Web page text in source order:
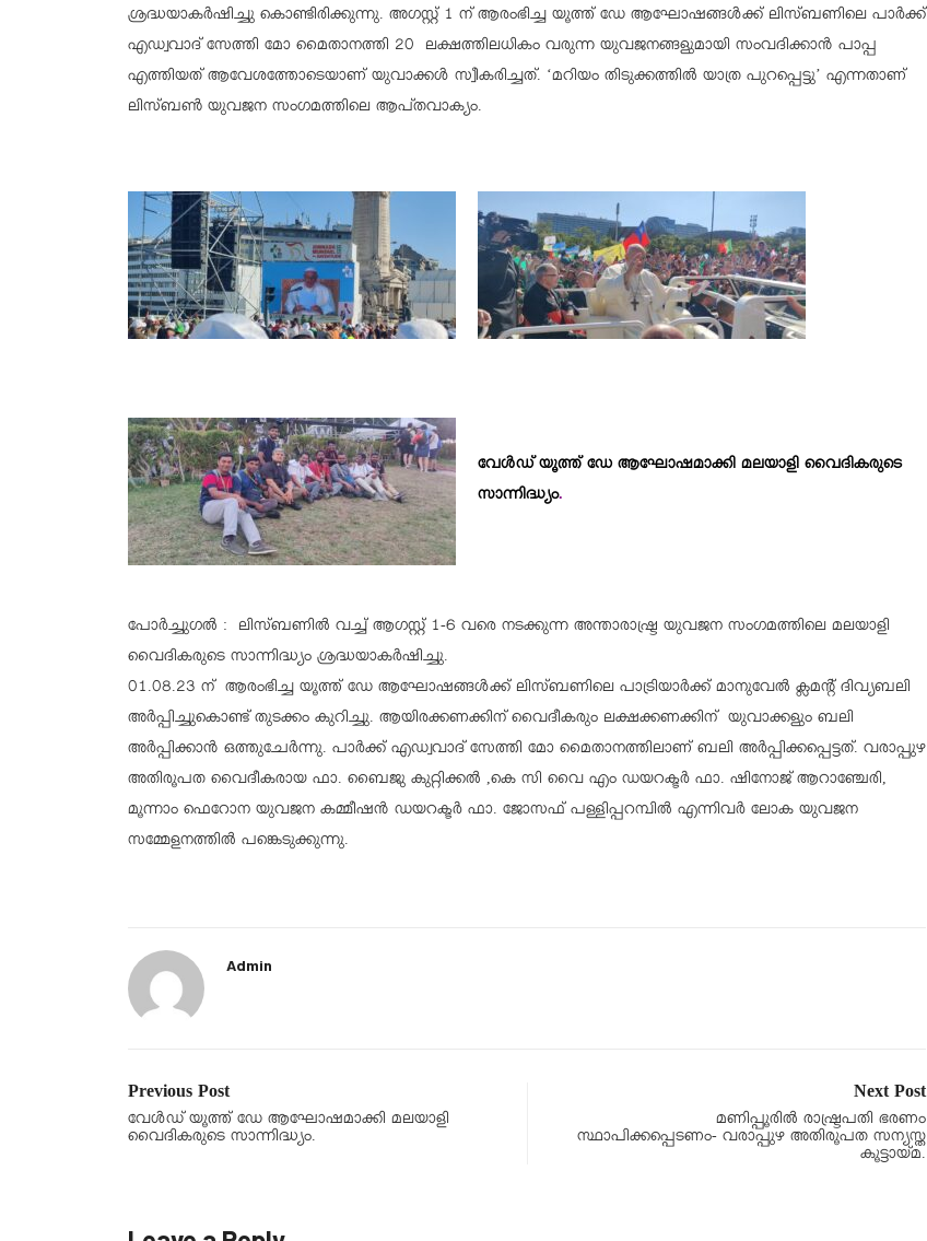
ശ്രദ്ധയാകർഷിച്ചു കൊണ്ടിരിക്കുന്നു. അഗസ്റ്റ് 1 ന് ആരംഭിച്ച യൂത്ത് ഡേ ആഘോഷങ്ങൾക്ക് ലിസ്ബണിലെ പാർക്ക്
എഡ്വവാദ് സേത്തി മോ മൈതാനത്തി 20 ലക്ഷത്തിലധികം വരുന്ന യുവജനങ്ങളുമായി സംവദിക്കാൻ പാപ്പ
എത്തിയത് ആവേശത്തോടെയാണ് യുവാക്കൾ സ്വീകരിച്ചത്. ‘മറിയം തിടുക്കത്തിൽ യാത്ര പുറപ്പെട്ടു’ എന്നതാണ്
ലിസ്ബൺ യുവജന സംഗമത്തിലെ ആപ്തവാക്യം.
വേൾഡ് യൂത്ത് ഡേ ആഘോഷമാക്കി മലയാളി വൈദികരുടെ
സാന്നിദ്ധ്യം.
പോർച്ചുഗൽ : ലിസ്ബണിൽ വച്ച് ആഗസ്റ്റ് 1-6 വരെ നടക്കുന്ന അന്താരാഷ്ട്ര യുവജന സംഗമത്തിലെ മലയാളി
വൈദികരുടെ സാന്നിദ്ധ്യം ശ്രദ്ധയാകർഷിച്ചു.
01.08.23 ന് ആരംഭിച്ച യൂത്ത് ഡേ ആഘോഷങ്ങൾക്ക് ലിസ്ബണിലെ പാട്രിയാർക്ക് മാനുവേൽ ക്ലമന്റ് ദിവ്യബലി
അർപ്പിച്ചുകൊണ്ട് തുടക്കം കുറിച്ചു. ആയിരക്കണക്കിന് വൈദീകരും ലക്ഷക്കണക്കിന് യുവാക്കളും ബലി
അർപ്പിക്കാൻ ഒത്തുചേർന്നു. പാർക്ക് എഡ്വവാദ് സേത്തി മോ മൈതാനത്തിലാണ് ബലി അർപ്പിക്കപ്പെട്ടത്. വരാപ്പുഴ
അതിരൂപത വൈദീകരായ ഫാ. ബൈജു കുറ്റിക്കൽ ,കെ സി വൈ എം ഡയറക്ടർ ഫാ. ഷിനോജ് ആറാഞ്ചേരി,
മൂന്നാം ഫെറോന യുവജന കമ്മീഷൻ ഡയറക്ടർ ഫാ. ജോസഫ് പള്ളിപ്പറമ്പിൽ എന്നിവർ ലോക യുവജന
സമ്മേളനത്തിൽ പങ്കെടുക്കുന്നു.
Admin
Previous Post
വേൾഡ് യൂത്ത് ഡേ ആഘോഷമാക്കി മലയാളി
വൈദികരുടെ സാന്നിദ്ധ്യം.
Next Post
മണിപ്പൂരിൽ രാഷ്ട്രപതി ഭരണം
സ്ഥാപിക്കപ്പെടണം- വരാപ്പുഴ അതിരൂപത സന്യസ്ത
കൂട്ടായ്മ.